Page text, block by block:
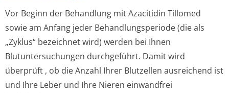
Vor Beginn der Behandlung mit Azacitidin Tillomed
sowie am Anfang jeder Behandlungsperiode (die als
„Zyklus“ bezeichnet wird) werden bei Ihnen
Blutuntersuchungen durchgeführt. Damit wird
überprüft , ob die Anzahl Ihrer Blutzellen ausreichend ist
und Ihre Leber und Ihre Nieren einwandfrei